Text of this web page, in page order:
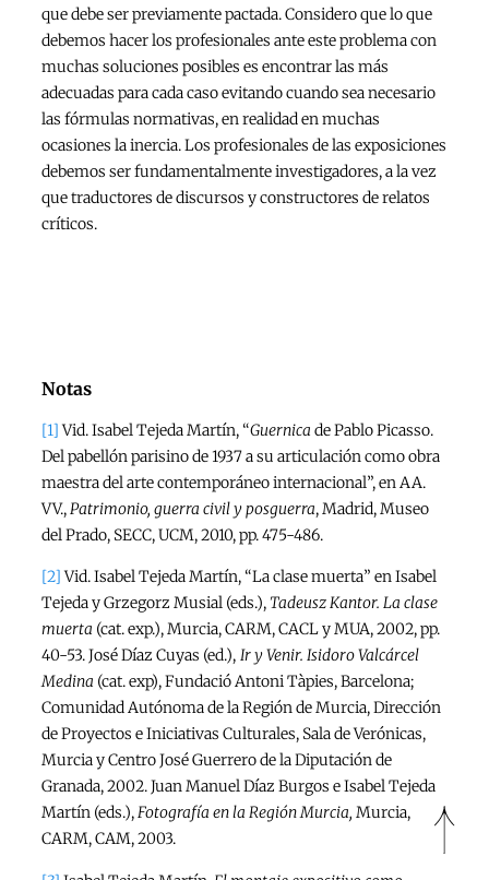
que debe ser previamente pactada. Considero que lo que
debemos hacer los profesionales ante este problema con
muchas soluciones posibles es encontrar las más
adecuadas para cada caso evitando cuando sea necesario
las fórmulas normativas, en realidad en muchas
ocasiones la inercia. Los profesionales de las exposiciones
debemos ser fundamentalmente investigadores, a la vez
que traductores de discursos y constructores de relatos
críticos.
Notas
[1]Vid. Isabel Tejeda Martín, “Guernica de Pablo Picasso.
Del pabellón parisino de 1937 a su articulación como obra
maestra del arte contemporáneo internacional”, en AA.
VV.,Patrimonio, guerra civil y posguerra, Madrid, Museo
del Prado, SECC, UCM, 2010, pp. 475-486.
[2] Vid. Isabel Tejeda Martín, “La clase muerta” en Isabel
Tejeda y Grzegorz Musial (eds.), Tadeusz Kantor. La clase
muerta (cat. exp.), Murcia, CARM, CACL y MUA, 2002, pp.
40-53. José Díaz Cuyas (ed.), Ir y Venir. Isidoro Valcárcel
Medina (cat. exp), Fundació Antoni Tàpies, Barcelona;
Comunidad Autónoma de la Región de Murcia, Dirección
de Proyectos e Iniciativas Culturales, Sala de Verónicas,
Murcia y Centro José Guerrero de la Diputación de
Granada, 2002. Juan Manuel Díaz Burgos e Isabel Tejeda
Martín (eds.),Fotografía en la Región Murcia, Murcia,
CARM, CAM, 2003.